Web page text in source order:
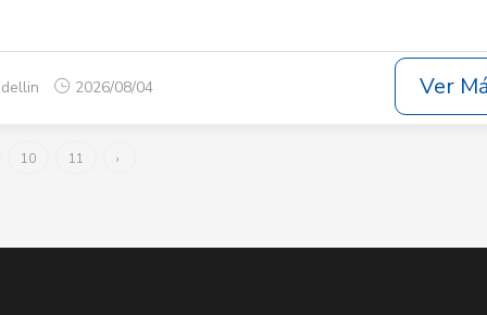
2026/08/04 Ver
10 11 ›